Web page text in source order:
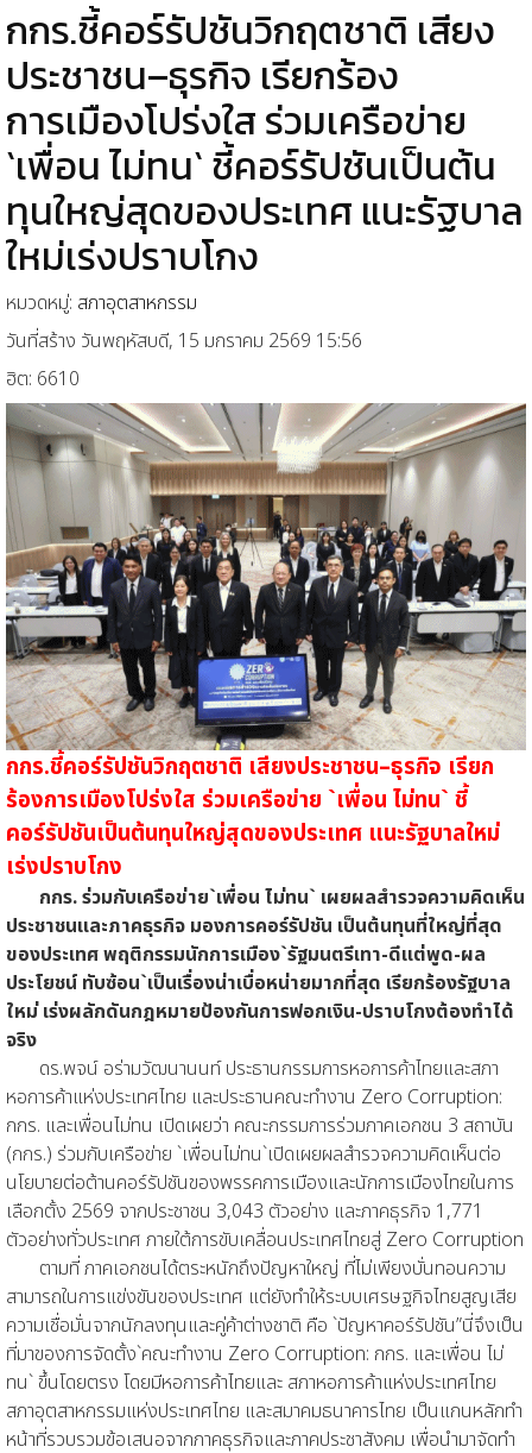
กกร.ชี้คอร์รัปชันวิกฤตชาติ เสียง
ประชาชน–ธุรกิจ เรียกร้อง
การเมืองโปร่งใส ร่วมเครือข่าย
`เพื่อน ไม่ทน` ชี้คอร์รัปชันเป็นต้น
ทุนใหญ่สุดของประเทศ แนะรัฐบาล
ใหม่เร่งปราบโกง
หมวดหมู่: สภาอุตสาหกรรม
วันที่สร้าง วันพฤหัสบดี, 15 มกราคม 2569 15:56
ฮิต: 6610
กกร.ชี้คอร์รัปชันวิกฤตชาติ เสียงประชาชน–ธุรกิจ เรียก
ร้องการเมืองโปร่งใส ร่วมเครือข่าย `เพื่อน ไม่ทน` ชี้
คอร์รัปชันเป็นต้นทุนใหญ่สุดของประเทศ แนะรัฐบาลใหม่
เร่งปราบโกง
กกร. ร่วมกับเครือข่าย`เพื่อน ไม่ทน` เผยผลสำรวจความคิดเห็น
ประชาชนและภาคธุรกิจ มองการคอร์รัปชัน เป็นต้นทุนที่ใหญ่ที่สุด
ของประเทศ พฤติกรรมนักการเมือง`รัฐมนตรีเทา-ดีแต่พูด-ผล
ประโยชน์ ทับซ้อน`เป็นเรื่องน่าเบื่อหน่ายมากที่สุด เรียกร้องรัฐบาล
ใหม่ เร่งผลักดันกฎหมายป้องกันการฟอกเงิน-ปราบโกงต้องทำได้
จริง
ดร.พจน์ อร่ามวัฒนานนท์ ประธานกรรมการหอการค้าไทยและสภา
หอการค้าแห่งประเทศไทย และประธานคณะทำงาน Zero Corruption:
กกร. และเพื่อนไม่ทน เปิดเผยว่า คณะกรรมการร่วมภาคเอกชน 3 สถาบัน
(กกร.) ร่วมกับเครือข่าย `เพื่อนไม่ทน`เปิดเผยผลสำรวจความคิดเห็นต่อ
นโยบายต่อต้านคอร์รัปชันของพรรคการเมืองและนักการเมืองไทยในการ
เลือกตั้ง 2569 จากประชาชน 3,043 ตัวอย่าง และภาคธุรกิจ 1,771
ตัวอย่างทั่วประเทศ ภายใต้การขับเคลื่อนประเทศไทยสู่ Zero Corruption
ตามที่ ภาคเอกชนได้ตระหนักถึงปัญหาใหญ่ ที่ไม่เพียงบั่นทอนความ
สามารถในการแข่งขันของประเทศ แต่ยังทำให้ระบบเศรษฐกิจไทยสูญเสีย
ความเชื่อมั่นจากนักลงทุนและคู่ค้าต่างชาติ คือ `ปัญหาคอร์รัปชัน”นี่จึงเป็น
ที่มาของการจัดตั้ง`คณะทำงาน Zero Corruption: กกร. และเพื่อน ไม่
ทน` ขึ้นโดยตรง โดยมีหอการค้าไทยและ สภาหอการค้าแห่งประเทศไทย
สภาอุตสาหกรรมแห่งประเทศไทย และสมาคมธนาคารไทย เป็นแกนหลักทำ
หน้าที่รวบรวมข้อเสนอจากภาคธุรกิจและภาคประชาสังคม เพื่อนำมาจัดทำ